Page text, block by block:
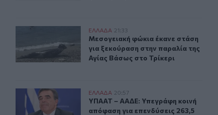
Μεσογειακή φώκια έκανε στάση για ξεκούραση στην
ΕΛΛAΔΑ 21:33
Μεσογειακή φώκια έκανε στάση
Μεσογειακή φώκια έκανε στάση
για ξεκούραση στην παραλία της
Αγίας Βάσως στο Τρίκερι
ΥΠΑΑΤ – ΑΑΔΕ: Υπεγράφη κοινή απόφαση για
ΕΛΛAΔΑ 20:57
ΥΠΑΑΤ – ΑΑΔΕ: Υπεγράφη κοινή
ΥΠΑΑΤ – ΑΑΔΕ: Υπεγράφη κοινή
απόφαση για επενδύσεις 263,5